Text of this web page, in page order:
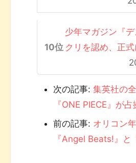
少年マガジン『
クリを認め、正式
次の記事: 集英社の
『ONE PIECE』が占
前の記事: オリコン
『Angel Beats!』と